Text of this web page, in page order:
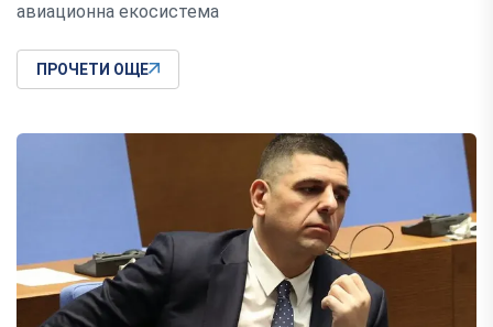
авиационна екосистема
ПРОЧЕТИ ОЩЕ